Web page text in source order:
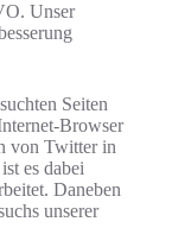
Unser
Seiten
Browser
von Twitter in
es dabei
Daneben
unserer